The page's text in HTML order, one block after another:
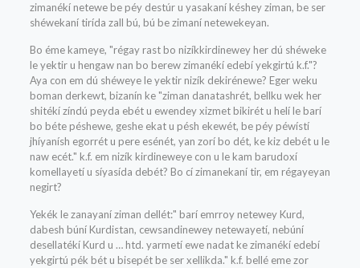
zimanékí netewe be péy destúr u yasakaní késhey ziman, be ser
shéwekaní tirída zall bú, bú be zimaní netewekeyan.
Bo éme kameye, "régay rast bo nizíkkirdinewey her dú shéweke
le yektir u hengaw nan bo berew zimanékí edebí yekgirtú k.f."?
Aya con em dú shéweye le yektir nizík dekirénewe? Eger weku
boman derkewt, bizanín ke "ziman danatashrét, bellku wek her
shitékí zíndú peyda ebét u ewendey xizmet bikirét u helí le barí
bo béte péshewe, geshe ekat u pésh ekewét, be péy péwístí
jhíyanísh egorrét u pere esénét, yan zorí bo dét, ke kiz debét u le
naw ecét." k.f. em nizík kirdineweye con u le kam barudoxí
komellayetí u síyasída debét? Bo cí zimanekaní tir, em régayeyan
negirt?
Yekék le zanayaní ziman dellét:" barí emrroy netewey Kurd,
dabesh búní Kurdistan, cewsandinewey netewayetí, nebúní
desellatékí Kurd u … htd. yarmetí ewe nadat ke zimanékí edebí
yekgirtú pék bét u bisepét be ser xellikda." k.f. bellé eme zor